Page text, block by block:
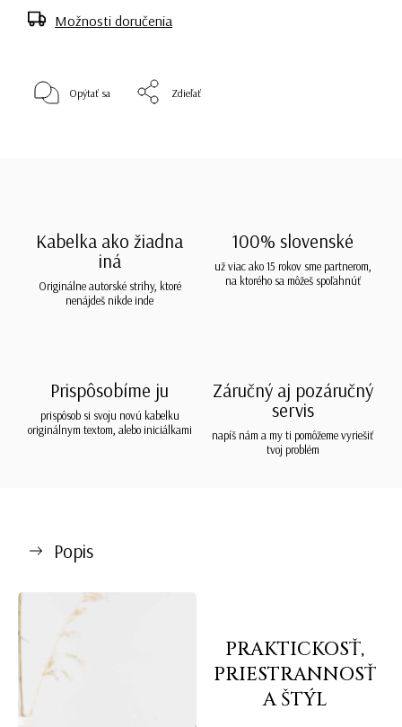
Možnosti doručenia
Opýtať sa Zdieľať
Kabelka ako žiadna
iná
Originálne autorské strihy, ktoré
nenájdeš nikde inde
100% slovenské
už viac ako 15 rokov sme partnerom,
na ktorého sa môžeš spoľahnúť
Prispôsobíme ju
prispôsob si svoju novú kabelku
originálnym textom, alebo iniciálkami
Záručný aj pozáručný
servis
napíš nám a my ti pomôžeme vyriešiť
tvoj problém
Popis
PRAKTICKOSŤ,
PRIESTRANNOSŤ
A ŠTÝL